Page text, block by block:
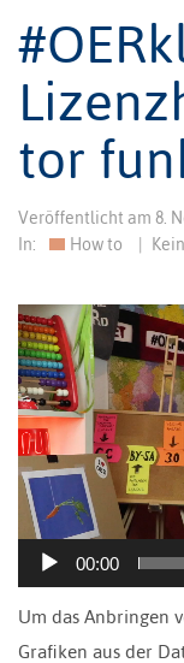
tor
Veröffentlicht am 8.
In:
How to
Video-
Player
00:00
Um das Anbringen
Grafiken aus der